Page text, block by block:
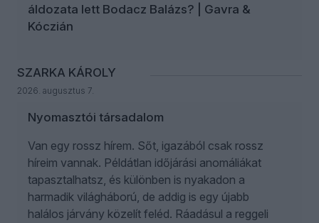
áldozata lett Bodacz Balázs? | Gavra &
Kóczián
SZARKA KÁROLY
2026. augusztus 7.
Nyomasztói társadalom
Van egy rossz hírem. Sőt, igazából csak rossz
híreim vannak. Példátlan időjárási anomáliákat
tapasztalhatsz, és különben is nyakadon a
harmadik világháború, de addig is egy újabb
halálos járvány közelít feléd. Ráadásul a reggeli